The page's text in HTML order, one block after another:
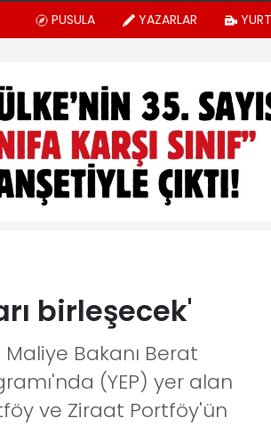
PUSULA YAZARLAR
birleşecek'
Bakanı Berat
(YEP) yer alan
ve Ziraat Portföy'ün